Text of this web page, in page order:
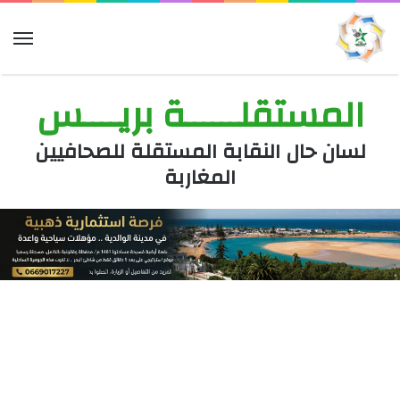
المستقلــــــة بريــــس
لسان حال النقابة المستقلة للصحافيين
المغاربة